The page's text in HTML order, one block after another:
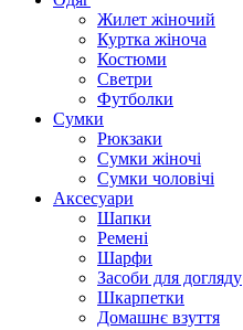
Жилет жіночий
Куртка жіноча
Костюми
Светри
Футболки
Сумки
Рюкзаки
Сумки жіночі
Сумки чоловічі
Аксеcуари
Шапки
Ремені
Шарфи
Засоби для догляду
Шкарпетки
Домашнє взуття